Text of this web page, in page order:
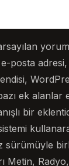
posta adresi,
ek alanlar
bir
sürümüyle
Metin,